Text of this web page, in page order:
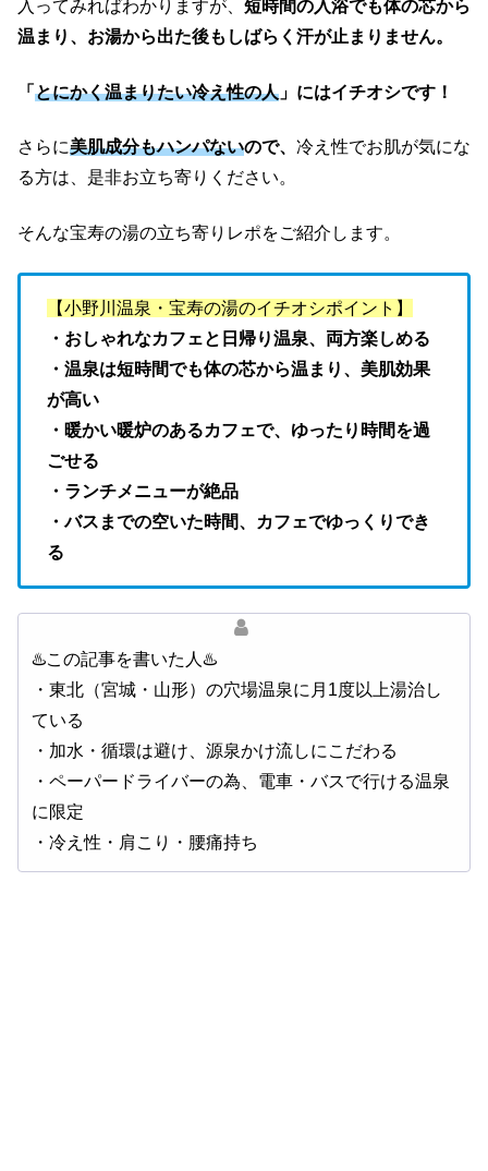
入ってみればわかりますが、 短時間の入浴でも体の芯から
温まり、お湯から出た後もしばらく汗が止まりません。
「 とにかく温まりたい冷え性の人 」 にはイチオシです！
さらに美肌成分もハンパないので、 冷え性でお肌が気にな
る方は、是非お立ち寄りください。
そんな宝寿の湯の立ち寄りレポをご紹介します。
【小野川温泉・宝寿の湯のイチオシポイント】
・おしゃれなカフェと日帰り温泉、両方楽しめる
・温泉は短時間でも体の芯から温まり、美肌効果
が高い
・暖かい暖炉のあるカフェで、ゆったり時間を過
ごせる
・ランチメニューが絶品
・バスまでの空いた時間、カフェでゆっくりでき
る
♨️この記事を書いた人♨️
・東北（宮城・山形）の穴場温泉に月1度以上湯治し
ている
・加水・循環は避け、源泉かけ流しにこだわる
・ペーパードライバーの為、電車・バスで行ける温泉
に限定
・冷え性・肩こり・腰痛持ち